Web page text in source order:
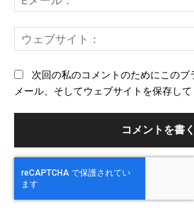
次回の私のコメントのためにこの
メール、そしてウェブサイトを保存して